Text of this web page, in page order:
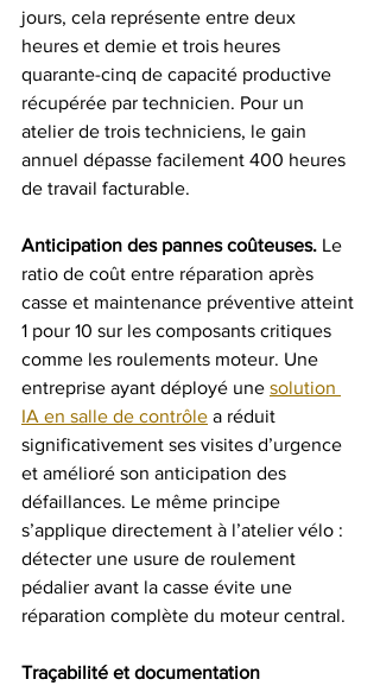
jours, cela représente entre deux
heures et demie et trois heures
quarante-cinq de capacité productive
récupérée par technicien. Pour un
atelier de trois techniciens, le gain
annuel dépasse facilement 400 heures
de travail facturable.
Anticipation des pannes coûteuses. Le
ratio de coût entre réparation après
casse et maintenance préventive atteint
1 pour 10 sur les composants critiques
comme les roulements moteur. Une
entreprise ayant déployé une solution
IA en salle de contrôle a réduit
significativement ses visites d’urgence
et amélioré son anticipation des
défaillances. Le même principe
s’applique directement à l’atelier vélo :
détecter une usure de roulement
pédalier avant la casse évite une
réparation complète du moteur central.
Traçabilité et documentation